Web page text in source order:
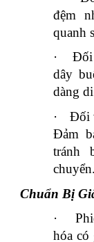
đệm
quanh
·
Đối
dây
dàng
·
Đối
Đảm
tránh
chuyển.
Chuẩn Bị
·
hóa có